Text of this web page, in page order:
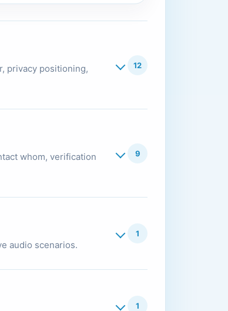
privacy positioning,
12
whom, verification
9
audio scenarios.
1
1